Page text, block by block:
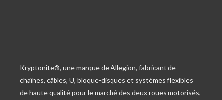
Kryptonite®, une marque de Allegion, fabricant de
chaînes, câbles, U, bloque-disques et systèmes flexibles
de haute qualité pour le marché des deux roues motorisés,